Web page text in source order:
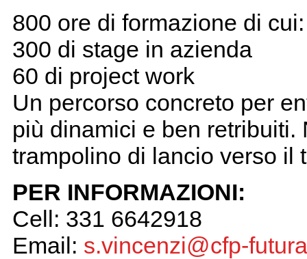
800 ore di formazione di cui:
300 di stage in azienda
60 di project work
Un percorso concreto per
più dinamici e ben
trampolino di lancio verso il
PER INFORMAZIONI:
Cell: 331 6642918
Email: s.vincenzi@cfp-